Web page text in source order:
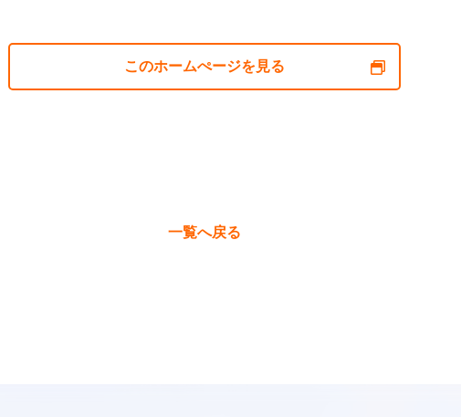
このホームぺージを見る
一覧へ戻る